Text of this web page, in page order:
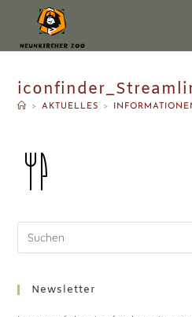
> AKTUELLES >
Newsletter